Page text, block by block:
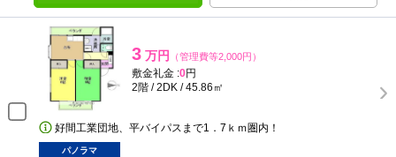
3 万円 （管理費等2,000円）
敷金礼金 :0円
2階 / 2DK / 45.86㎡
好間工業団地、平バイパスまで1．7ｋｍ圏内！
パノラマ